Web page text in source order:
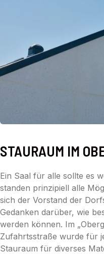
STAURAUM IM
Ein Saal für alle sollte es
standen prinzipiell alle
sich der Vorstand der
Gedanken darüber, wie
werden können. Im
Zufahrtsstraße wurde für
Stauraum für diverses